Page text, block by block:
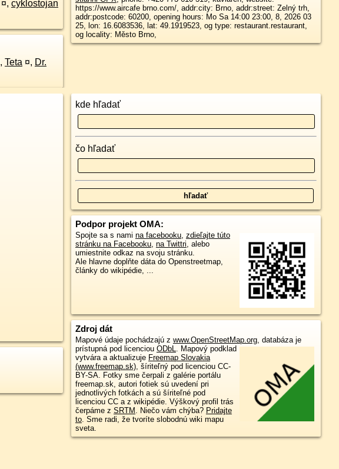
¤, cyklostojan
, Teta ¤, Dr.
https://www.aircafe brno.com/, addr:city: Brno, addr:street: Zelný trh,
addr:postcode: 60200, opening hours: Mo Sa 14:00 23:00, 8, 2026 03
25, lon: 16.6083536, lat: 49.1919523, og type: restaurant.restaurant,
og locality: Město Brno,
kde hľadať
čo hľadať
Podpor projekt OMA:
Spojte sa s nami na facebooku, zdieľajte túto
stránku na Facebooku, na Twittri, alebo
umiestnite odkaz na svoju stránku.
Ale hlavne doplňte dáta do Openstreetmap,
články do wikipédie, ...
Zdroj dát
Mapové údaje pochádzajú z www.OpenStreetMap.org, databáza je
prístupná pod licenciou ODbL. Mapový podklad
vytvára a aktualizuje Freemap Slovakia
(www.freemap.sk), šíriteľný pod licenciou CC-
BY-SA. Fotky sme čerpali z galérie portálu
freemap.sk, autori fotiek sú uvedení pri
jednotlivých fotkách a sú šíriteľné pod
licenciou CC a z wikipédie. Výškový profil trás
čerpáme z SRTM . Niečo vám chýba? Pridajte
to. Sme radi, že tvoríte slobodnú wiki mapu
sveta.